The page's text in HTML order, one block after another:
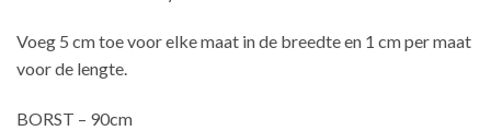
Voeg 5 cm toe voor elke maat in de breedte en 1 cm per maat
voor de lengte.
BORST – 90cm